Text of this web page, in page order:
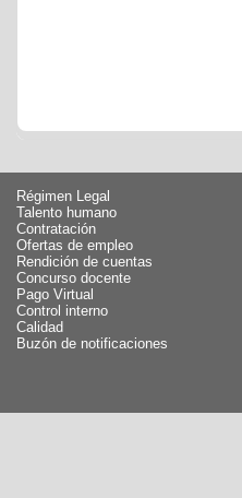
Régimen Legal
Talento humano
Contratación
Ofertas de empleo
Rendición de cuentas
Concurso docente
Pago Virtual
Control interno
Calidad
Buzón de notificaciones